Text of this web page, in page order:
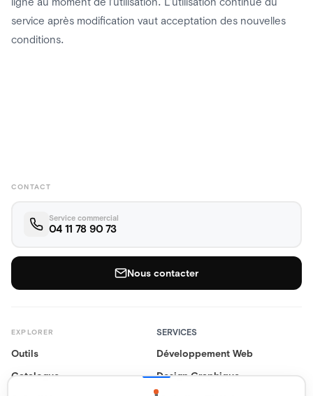
service après modification vaut acceptation des nouvelles
conditions.
EXPLORER
Outils
Catalogue
SERVICES
Développement Web
Design Graphique
CONTACT
Service commercial
04 11 78 90 73
Nous contacter